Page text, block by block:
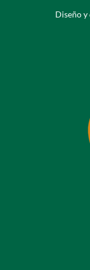
Diseño